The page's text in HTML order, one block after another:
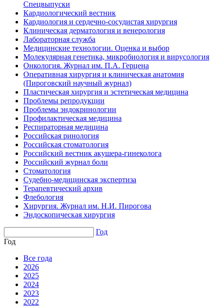
Спецвыпуски
Кардиологический вестник
Кардиология и сердечно-сосудистая хирургия
Клиническая дерматология и венерология
Лабораторная служба
Медицинские технологии. Оценка и выбор
Молекулярная генетика, микробиология и вирусология
Онкология. Журнал им. П.А. Герцена
Оперативная хирургия и клиническая анатомия
(Пироговский научный журнал)
Пластическая хирургия и эстетическая медицина
Проблемы репродукции
Проблемы эндокринологии
Профилактическая медицина
Респираторная медицина
Российская ринология
Российская стоматология
Российский вестник акушера-гинеколога
Российский журнал боли
Стоматология
Судебно-медицинская экспертиза
Терапевтический архив
Флебология
Хирургия. Журнал им. Н.И. Пирогова
Эндоскопическая хирургия
Год
Год
Все года
2026
2025
2024
2023
2022